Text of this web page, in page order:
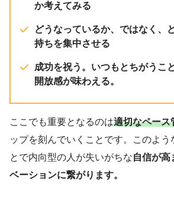
か考えてみる
どうなっているか、ではなく、
持ちを集中させる
成功を祝う。いつもとちがうこ
開放感が味わえる。
ここでも重要となるのは適切なペース
ップを刻んでいくことです。このよう
とで内向型の人が失いがちな自信が高
ベーションに繋がります。